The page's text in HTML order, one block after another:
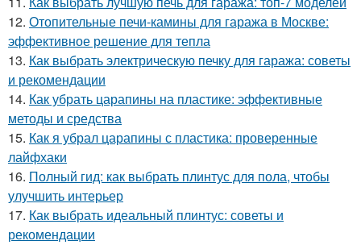
12. Отопительные печи-камины для гаража в Москве:
эффективное решение для тепла
13. Как выбрать электрическую печку для гаража: советы
и рекомендации
14. Как убрать царапины на пластике: эффективные
методы и средства
15. Как я убрал царапины с пластика: проверенные
лайфхаки
16. Полный гид: как выбрать плинтус для пола, чтобы
улучшить интерьер
17. Как выбрать идеальный плинтус: советы и
рекомендации